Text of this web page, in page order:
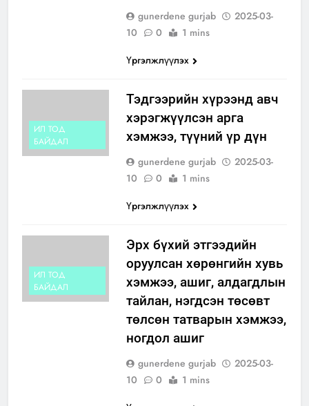
gunerdene gurjab
2025-03-
10
0
1 mins
Үргэлжлүүлэх
ИЛ ТОД
БАЙДАЛ
Тэдгээрийн хүрээнд авч
хэрэгжүүлсэн арга
хэмжээ, түүний үр дүн
gunerdene gurjab
2025-03-
10
0
1 mins
Үргэлжлүүлэх
ИЛ ТОД
БАЙДАЛ
Эрх бүхий этгээдийн
оруулсан хөрөнгийн хувь
хэмжээ, ашиг, алдагдлын
тайлан, нэгдсэн төсөвт
төлсөн татварын хэмжээ,
ногдол ашиг
gunerdene gurjab
2025-03-
10
0
1 mins